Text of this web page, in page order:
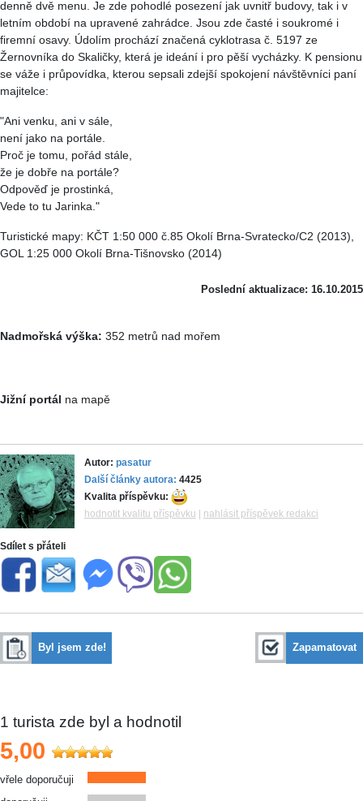
denně dvě menu. Je zde pohodlé posezení jak uvnitř budovy, tak i v
letním období na upravené zahrádce. Jsou zde časté i soukromé i
firemní osavy. Údolím prochází značená cyklotrasa č. 5197 ze
Žernovníka do Skaličky, která je ideání i pro pěší vycházky. K pensionu
se váže i průpovídka, kterou sepsali zdejší spokojení návštěvníci paní
majitelce:
"Ani venku, ani v sále,
není jako na portále.
Proč je tomu, pořád stále,
že je dobře na portále?
Odpověď je prostinká,
Vede to tu Jarinka."
Turistické mapy: KČT 1:50 000 č.85 Okolí Brna-Svratecko/C2 (2013),
GOL 1:25 000 Okolí Brna-Tišnovsko (2014)
Poslední aktualizace: 16.10.2015
Nadmořská výška: 352 metrů nad mořem
Jižní portál na mapě
Autor: pasatur
Další články autora: 4425
Kvalita příspěvku:
hodnotit kvalitu příspěvku
nahlásit příspěvek redakci
Sdílet s přáteli
Byl jsem zde! Zapamatovat
1 turista zde byl a hodnotil
5,00
vřele doporučuji